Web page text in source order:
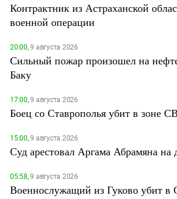
Контрактник из Астраханской
военной операции
20:00,9 августа 2026
Сильный пожар произошел на
Баку
17:00,9 августа 2026
Боец со Ставрополья убит в зоне
15:00,9 августа 2026
Суд арестовал Аргама Абрамяна на
05:58,9 августа 2026
Военнослужащий из Гуково убит